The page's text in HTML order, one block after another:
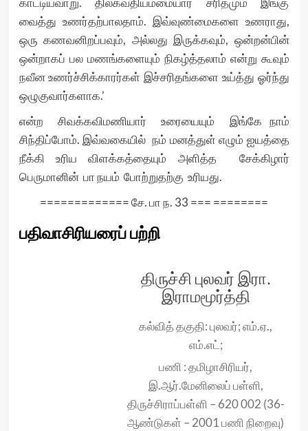
வைத்து உணர்தற்பாலதாம். இவ்வுண்மைகளை உணராது,
ஒரு கணவனிறப்பவும், அல்லது இருக்கவும், ஒன்றன்பின்
ஒன்றாகப் பல மணங்களையும் நிகழ்த்தலாம் என்று கூவும்
நவீன உணர்ச்சிக்காரர்கள் இச்சரிதங்களை உய்த்து ஓர்ந்து
ஒழுகுவார்களாக.’
என்ற சிவக்கவிமணியார் உரையையும் இங்கே நாம்
சிந்திப்போம். இவ்வகையில் நம் மனத்துள் எழும் ஐயத்தை
நீக்கி உரிய விளக்கத்தையும் அளித்த சேக்கிழார்
பெருமானின் பா நயம் போற்றுதற்கு உரியது.
============= சே. பா ந. 33 === ========
பதிவாசிரியரைப் பற்றி
திருச்சி புலவர் இரா.
இராமமூர்த்தி
கல்வித் தகுதி: புலவர்; எம்.ஏ.,
எம்.எட்;
பணி : தமிழாசிரியர்,
இ.ஆர்.மேனிலைப் பள்ளி,
திருச்சிராப்பள்ளி – 620 002 (36-
ஆண்டுகள் – 2001 பணி நிறைவு)